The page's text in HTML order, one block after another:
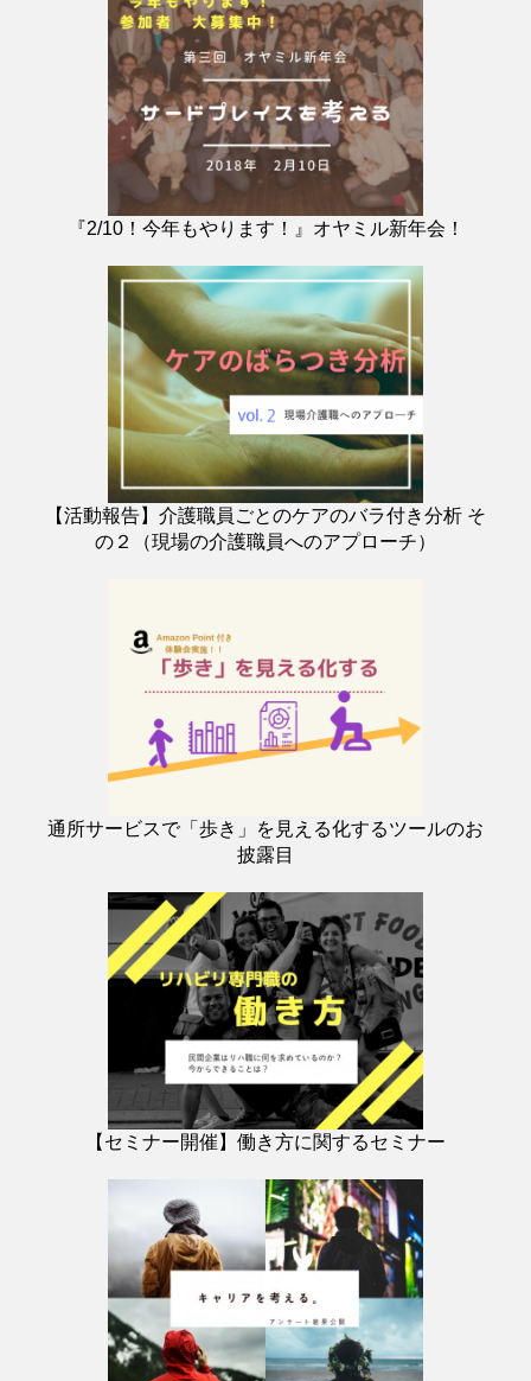
『2/10！今年もやります！』オヤミル新年会！
【活動報告】介護職員ごとのケアのバラ付き分析 そ
の２（現場の介護職員へのアプローチ）
通所サービスで「歩き」を見える化するツールのお
披露目
【セミナー開催】働き方に関するセミナー